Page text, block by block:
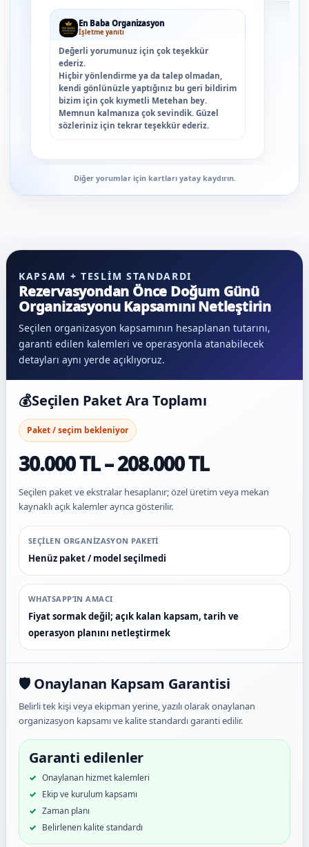
En Baba Organizasyon
İşletme yanıtı
Değerli yorumunuz için çok teşekkür
ederiz.
Hiçbir yönlendirme ya da talep olmadan,
kendi gönlünüzle yaptığınız bu geri bildirim
bizim için çok kıymetli Metehan bey.
Memnun kalmanıza çok sevindik. Güzel
sözleriniz için tekrar teşekkür ederiz.
Diğer yorumlar için kartları yatay kaydırın.
KAPSAM + TESLIM STANDARDI
Rezervasyondan Önce Doğum Günü
Organizasyonu Kapsamını Netleştirin
Seçilen organizasyon kapsamının hesaplanan tutarını,
garanti edilen kalemleri ve operasyonla atanabilecek
detayları aynı yerde açıklıyoruz.
💰Seçilen Paket Ara Toplamı
Paket / seçim bekleniyor
30.000 TL – 208.000 TL
Seçilen paket ve ekstralar hesaplanır; özel üretim veya mekan
kaynaklı açık kalemler ayrıca gösterilir.
SEÇILEN ORGANIZASYON PAKETI
Henüz paket / model seçilmedi
WHATSAPP’IN AMACI
Fiyat sormak değil; açık kalan kapsam, tarih ve
operasyon planını netleştirmek
🛡️ Onaylanan Kapsam Garantisi
Belirli tek kişi veya ekipman yerine, yazılı olarak onaylanan
organizasyon kapsamı ve kalite standardı garanti edilir.
Garanti edilenler
Onaylanan hizmet kalemleri
Ekip ve kurulum kapsamı
Zaman planı
Belirlenen kalite standardı